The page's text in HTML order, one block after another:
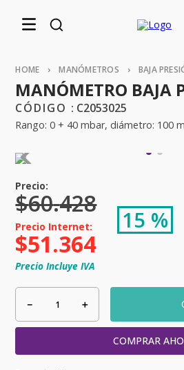
MANÓMETROS BAJA
MANÓMETRO BAJA
: C2053025
Rango: 0 + 40 mbar, diámetro: 100
$60.428
15 %
$51.364
Precio Incluye IVA
＋
－
COMPRAR